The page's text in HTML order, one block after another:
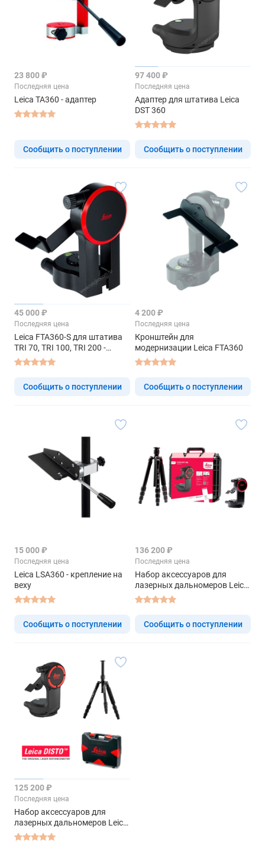
23 800 ₽
Последняя цена
Leica TA360 - адаптер
Сообщить о поступлении
97 400 ₽
Последняя цена
Адаптер для штатива Leica
DST 360
Сообщить о поступлении
45 000 ₽
Последняя цена
Leica FTA360-S для штатива
TRI 70, TRI 100, TRI 200 -
адаптер
Сообщить о поступлении
4 200 ₽
Последняя цена
Кронштейн для
модернизации Leica FTA360
Сообщить о поступлении
15 000 ₽
Последняя цена
Leica LSA360 - крепление на
веху
Сообщить о поступлении
136 200 ₽
Последняя цена
Набор аксессуаров для
лазерных дальномеров Leica
Disto X6
Сообщить о поступлении
125 200 ₽
Последняя цена
Набор аксессуаров для
лазерных дальномеров Leica
Disto X3 и X4